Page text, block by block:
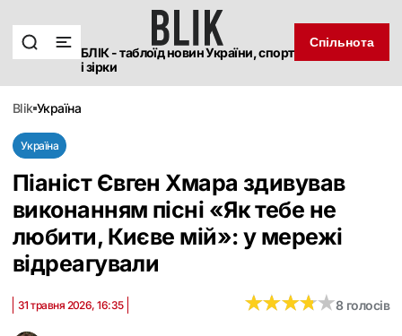
БЛІК - таблоїд новин України, спорт
і зірки
Спільнота
blik україна
Україна
Піаніст Євген Хмара здивував
виконанням пісні «Як тебе не
любити, Києве мій»: у мережі
відреагували
31 травня 2026, 16:35 ★★★★★
★★★★★8 голосів